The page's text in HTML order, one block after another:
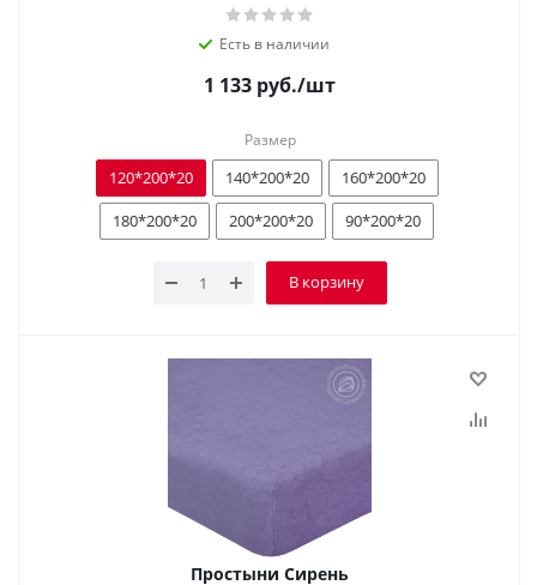
Есть в наличии
1 133 руб./шт
Размер
120*200*20 140*200*20
160*200*20
180*200*20
200*200*20 90*200*20
В корзину
Простыни Сирень